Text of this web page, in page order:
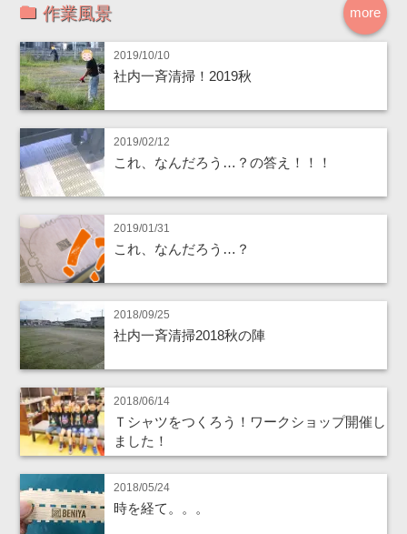
more
作業風景
2019/10/10
社内一斉清掃！2019秋
2019/02/12
これ、なんだろう…？の答え！！！
2019/01/31
これ、なんだろう…？
2018/09/25
社内一斉清掃2018秋の陣
2018/06/14
Ｔシャツをつくろう！ワークショップ開催し
ました！
2018/05/24
時を経て。。。